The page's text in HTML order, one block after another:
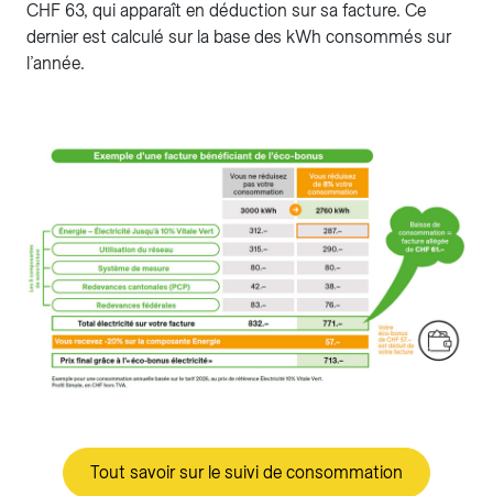
CHF 63, qui apparaît en déduction sur sa facture. Ce
dernier est calculé sur la base des kWh consommés sur
l’année.
Tout savoir sur le suivi de consommation